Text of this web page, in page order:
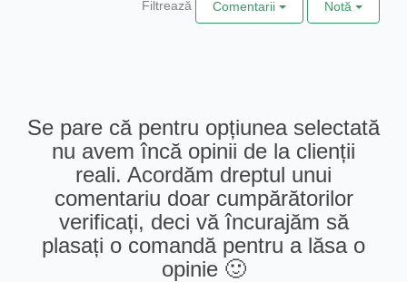
Filtrează Comentarii Notă
Se pare că pentru opțiunea selectată
nu avem încă opinii de la clienții
reali. Acordăm dreptul unui
comentariu doar cumpărătorilor
verificați, deci vă încurajăm să
plasați o comandă pentru a lăsa o
opinie 🙂